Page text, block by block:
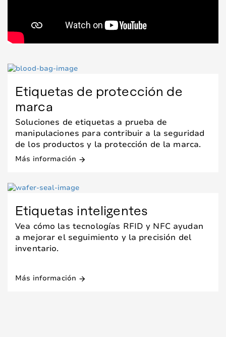
Etiquetas de protección de
marca
Soluciones de etiquetas a prueba de
manipulaciones para contribuir a la seguridad
de los productos y la protección de la marca.
Más información arrow_forward
Etiquetas inteligentes
Vea cómo las tecnologías RFID y NFC ayudan
a mejorar el seguimiento y la precisión del
inventario.
Más información arrow_forward